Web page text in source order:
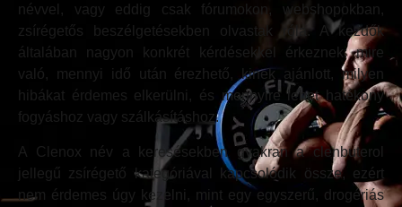
névvel, vagy eddig csak fórumokon, webshopokban,
zsírégetős beszélgetésekben olvastak róla. A kezdők
általában nagyon konkrét kérdésekkel érkeznek: mire
való, mennyi idő után érezhető, kinek ajánlott, milyen
hibákat érdemes elkerülni, és mennyire lehet hatékony
fogyáshoz vagy szálkásításhoz.
A Clenox név a keresésekben gyakran a clenbuterol
jellegű zsírégető kategóriával kapcsolódik össze, ezért
nem érdemes úgy kezelni, mint egy egyszerű, drogériás